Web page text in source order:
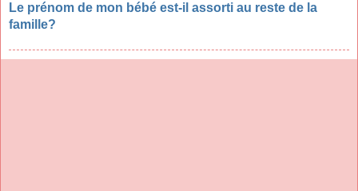
Le prénom de mon bébé est-il assorti au reste de la
famille?